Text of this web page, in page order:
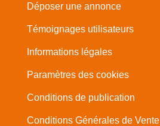
Déposer une annonce
Témoignages utilisateurs
Informations légales
Paramètres des cookies
Conditions de publication
Conditions Générales de Vente